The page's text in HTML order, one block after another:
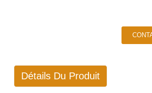
Détails Du Produit